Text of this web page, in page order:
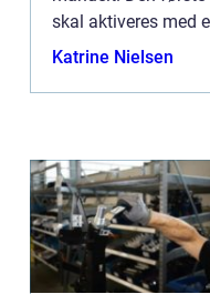
skal aktiveres med
ved at indtaste en
Katrine Nielsen